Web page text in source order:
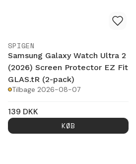
SPIGEN
Samsung Galaxy Watch Ultra 2
(2026) Screen Protector EZ Fit
GLAS.tR (2-pack)
Tilbage 2026-08-07
139 DKK
KØB